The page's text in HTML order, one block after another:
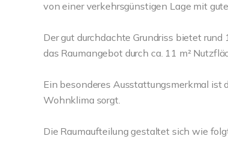
von einer verkehrsgünstigen Lage mit
Der gut durchdachte Grundriss bietet
das Raumangebot durch ca. 11 m²
Ein besonderes Ausstattungsmerkmal ist
Wohnklima sorgt.
Die Raumaufteilung gestaltet sich wie